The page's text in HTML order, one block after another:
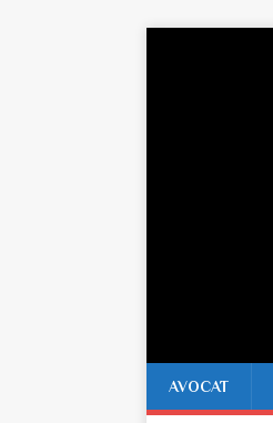
AVOCAT